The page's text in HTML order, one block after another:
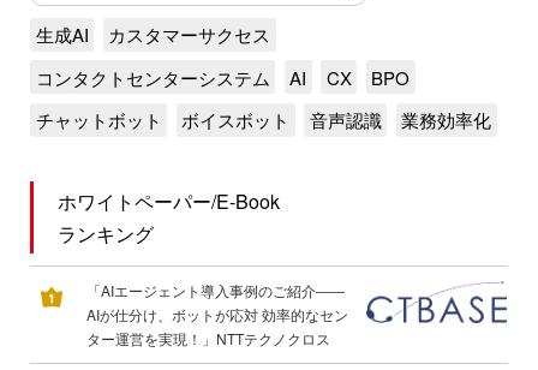
生成AI
カスタマーサクセス
コンタクトセンターシステム
AI CX
BPO
チャットボット
ボイスボット 音声認識 業務効率化
ホワイトペーパー/E-Book
ランキング
「AIエージェント導入事例のご紹介――
AIが仕分け、ボットが応対 効率的なセン
ター運営を実現！」NTTテクノクロス